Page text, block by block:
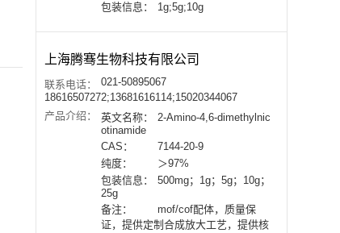
包装信息：
1g;5g;10g
上海腾骞生物科技有限公司
联系电话：
021-50895067
18616507272;13681616114;15020344067
产品介绍：
英文名称：
2-Amino-4,6-dimethylnic
otinamide
CAS：
7144-20-9
纯度：
＞97%
包装信息：
500mg；1g；5g；10g；
25g
备注：
mof/cof配体，质量保
证，提供定制合成放大工艺，提供核